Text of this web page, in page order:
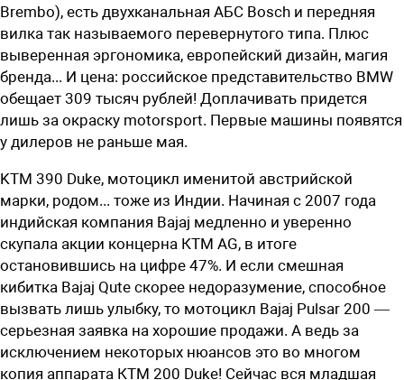
Brembo), есть двухканальная АБС Bosch и передняя
вилка так называемого перевернутого типа. Плюс
выверенная эргономика, европейский дизайн, магия
бренда... И цена: российское представительство BMW
обещает 309 тысяч ­рублей! Доплачивать придется
лишь за окраску motorsport. Первые машины появятся
у дилеров не раньше мая.
KTM 390 Duke, мотоцикл именитой австрийской
марки, родом... тоже из Индии. Начиная с 2007 года
индийская компания Bajaj медленно и уверенно
скупала акции концерна КТМ AG, в итоге
остановившись на цифре 47%. И если смешная
кибитка Bajaj Qute скорее недоразумение, способное
вызвать лишь улыбку, то мотоцикл Bajaj Pulsar 200 —
серьезная заявка на хорошие продажи. А ведь за
исключением некоторых нюансов это во многом
копия аппарата КТМ 200 Duke! Сейчас вся младшая